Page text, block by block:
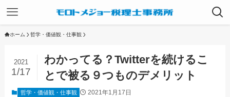
ホーム 哲学・価値観・仕事観
わかってる？Twitterを続けるこ
とで被る９つものデメリット
2021
1/17
哲学・価値観・仕事観 2021年1月17日